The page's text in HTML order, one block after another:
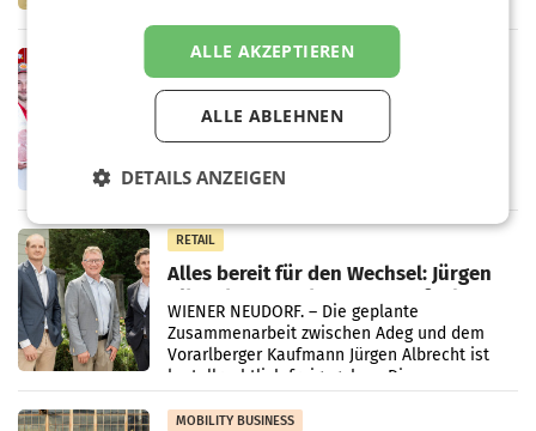
„Kreislauf-Helden“ in allen österreichischen
Müller-Filialen
RETAIL
Penny modernisiert zwei Filialen in
Ober- und Niederösterreich
WIENER NEUDORF. – Im Rahmen einer
erneuert Penny zwei Filialen in Nieder- und
in Haag sowie im rund
RETAIL
Alles bereit für den Wechsel: Jürgen
Albrecht setzt ab 1.1.2027 auf Adeg
WIENER NEUDORF. – Die geplante
Zusammenarbeit zwischen Adeg und dem
Vorarlberger Kaufmann Jürgen Albrecht ist
kartellrechtlich freigegeben: Die
Bundeswettbewerbsbehörde und der
Bundeskartellanwalt
MOBILITY BUSINESS
ALLE AKZEPTIEREN
ALLE ABLEHNEN
DETAILS ANZEIGEN